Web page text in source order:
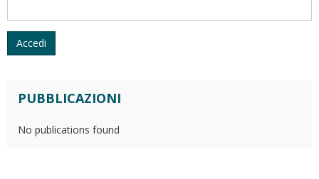
Accedi
PUBBLICAZIONI
No publications found